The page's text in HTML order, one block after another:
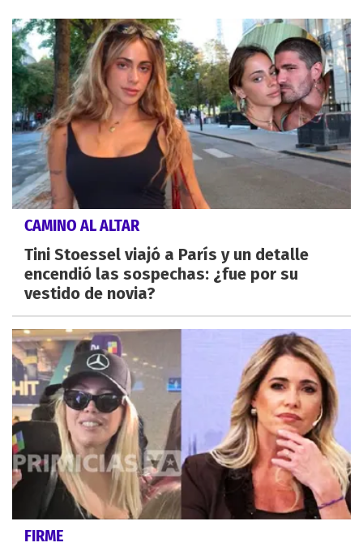
CAMINO AL ALTAR
Tini Stoessel viajó a París y un detalle
encendió las sospechas: ¿fue por su
vestido de novia?
FIRME